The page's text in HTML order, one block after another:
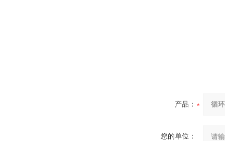
产品：
您的单位：